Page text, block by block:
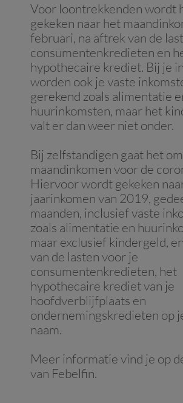
Voor loontrekkenden wordt
gekeken naar het
februari, na aftrek van de
consumentenkredieten en
hypothecaire krediet. Bij je
worden ook je vaste
gerekend zoals alimentatie
huurinkomsten, maar het
valt er dan weer niet onder.
Bij zelfstandigen gaat het
maandinkomen voor de
Hiervoor wordt gekeken
jaarinkomen van 2019,
maanden, inclusief vaste
zoals alimentatie en
maar exclusief kindergeld,
van de lasten voor je
consumentenkredieten, het
hypothecaire krediet van je
hoofdverblijfplaats en
ondernemingskredieten op
naam.
Meer informatie vind je op
van Febelfin.